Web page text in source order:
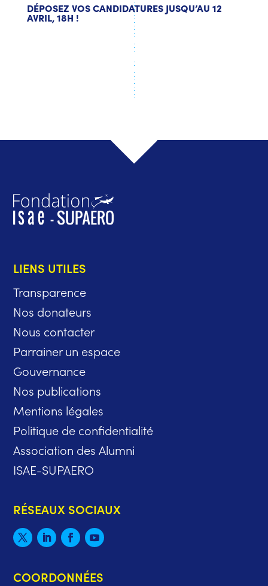
DÉPOSEZ VOS CANDIDATURES JUSQU’AU 12
AVRIL, 18H !
JE CANDIDATE
LIENS UTILES
Transparence
Nos donateurs
Nous contacter
Parrainer un espace
Gouvernance
Nos publications
Mentions légales
Politique de confidentialité
Association des Alumni
ISAE-SUPAERO
RÉSEAUX SOCIAUX
COORDONNÉES